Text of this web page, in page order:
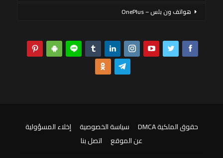
هواتف ون بلس – OnePlus
حقوق الملكية DMCA سياسة الخصوصية
إخلاء المسؤولية
عن الموقع
اتصل بنا